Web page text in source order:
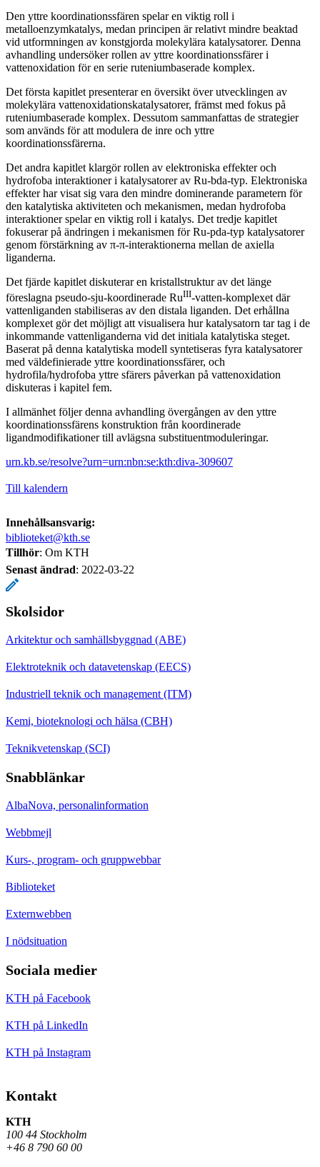
Den yttre koordinationssfären spelar en viktig roll i
metalloenzymkatalys, medan principen är relativt mindre beaktad
vid utformningen av konstgjorda molekylära katalysatorer. Denna
avhandling undersöker rollen av yttre koordinationssfärer i
vattenoxidation för en serie ruteniumbaserade komplex.
Det första kapitlet presenterar en översikt över utvecklingen av
molekylära vattenoxidationskatalysatorer, främst med fokus på
ruteniumbaserade komplex. Dessutom sammanfattas de strategier
som används för att modulera de inre och yttre
koordinationssfärerna.
Det andra kapitlet klargör rollen av elektroniska effekter och
hydrofoba interaktioner i katalysatorer av Ru-bda-typ. Elektroniska
effekter har visat sig vara den mindre dominerande parametern för
den katalytiska aktiviteten och mekanismen, medan hydrofoba
interaktioner spelar en viktig roll i katalys. Det tredje kapitlet
fokuserar på ändringen i mekanismen för Ru-pda-typ katalysatorer
genom förstärkning av π-π-interaktionerna mellan de axiella
liganderna.
Det fjärde kapitlet diskuterar en kristallstruktur av det länge
föreslagna pseudo-sju-koordinerade RuIII-vatten-komplexet där
vattenliganden stabiliseras av den distala liganden. Det erhållna
komplexet gör det möjligt att visualisera hur katalysatorn tar tag i de
inkommande vattenliganderna vid det initiala katalytiska steget.
Baserat på denna katalytiska modell syntetiseras fyra katalysatorer
med väldefinierade yttre koordinationssfärer, och
hydrofila/hydrofoba yttre sfärers påverkan på vattenoxidation
diskuteras i kapitel fem.
I allmänhet följer denna avhandling övergången av den yttre
koordinationssfärens konstruktion från koordinerade
ligandmodifikationer till avlägsna substituentmoduleringar.
urn.kb.se/resolve?urn=urn:nbn:se:kth:diva-309607
Till kalendern
Innehållsansvarig:
biblioteket@kth.se
Tillhör: Om KTH
Senast ändrad: 2022-03-22
Skolsidor
Arkitektur och samhällsbyggnad (ABE)
Elektroteknik och datavetenskap (EECS)
Industriell teknik och management (ITM)
Kemi, bioteknologi och hälsa (CBH)
Teknikvetenskap (SCI)
Snabblänkar
AlbaNova, personalinformation
Webbmejl
Kurs-, program- och gruppwebbar
Biblioteket
Externwebben
I nödsituation
Sociala medier
KTH på Facebook
KTH på LinkedIn
KTH på Instagram
Kontakt
KTH
100 44 Stockholm
+46 8 790 60 00